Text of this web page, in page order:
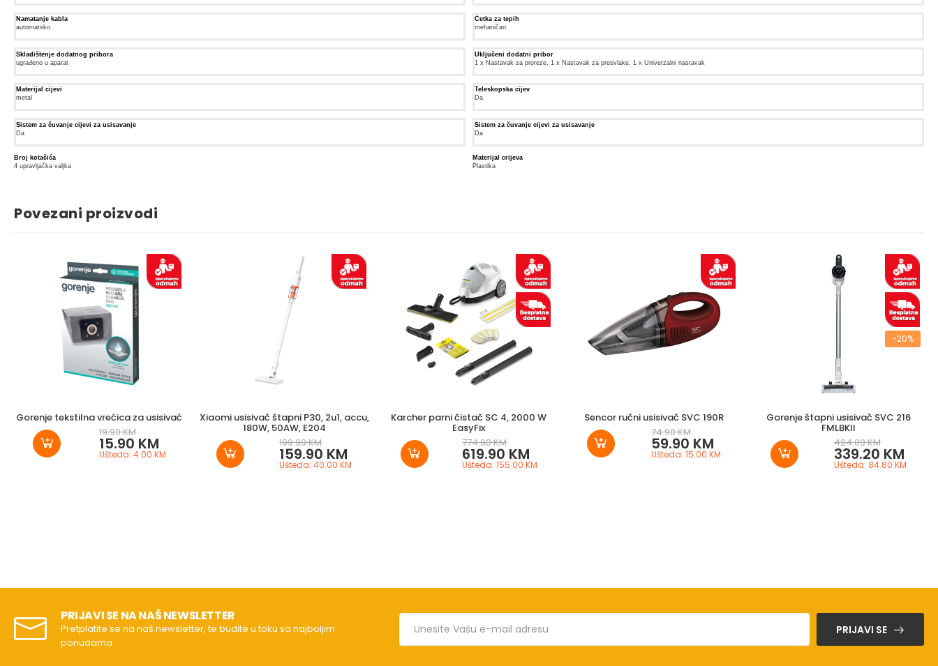
Namatanje kabla
automatsko
Četka za tepih
mehaničan
Skladištenje dodatnog pribora
ugrađeno u aparat
Uključeni dodatni pribor
1 x Nastavak za proreze, 1 x Nastavak za presvlake, 1 x Univerzalni nastavak
Materijal cijevi
metal
Teleskopska cijev
Da
Sistem za čuvanje cijevi za usisavanje
Da
Sistem za čuvanje cijevi za usisavanje
Da
Broj kotačića
4 upravljačka valjka
Materijal crijeva
Plastika
Povezani proizvodi
Gorenje tekstilna vrećica za usisivać
19.90 KM
15.90 KM
Ušteda: 4.00 KM
Xiaomi usisivač štapni P30, 2u1, accu,
180W, 50AW, E204
199.90 KM
159.90 KM
Ušteda: 40.00 KM
Karcher parni čistač SC 4, 2000 W
EasyFix
774.90 KM
619.90 KM
Ušteda: 155.00 KM
Sencor ručni usisivač SVC 190R
74.90 KM
59.90 KM
Ušteda: 15.00 KM
-20%
Gorenje štapni usisivač SVC 216
FMLBKII
424.00 KM
339.20 KM
Ušteda: 84.80 KM
PRIJAVI SE NA NAŠ NEWSLETTER
Pretplatite se na naš newsletter, te budite u toku sa najboljim
ponudama
PRIJAVI SE